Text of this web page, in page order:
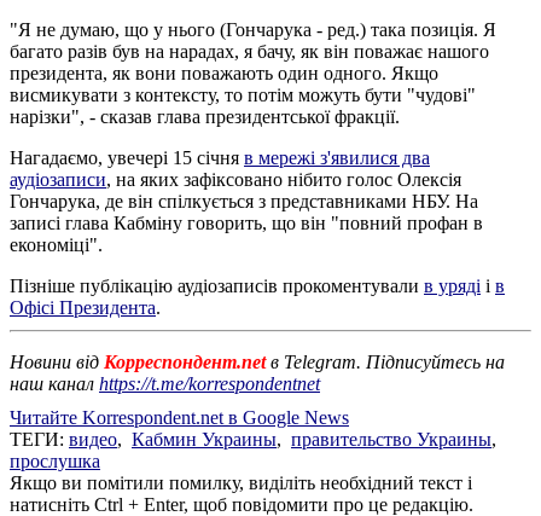
"Я не думаю, що у нього (Гончарука - ред.) така позиція. Я
багато разів був на нарадах, я бачу, як він поважає нашого
президента, як вони поважають один одного. Якщо
висмикувати з контексту, то потім можуть бути "чудові"
нарізки", - сказав глава президентської фракції.
Нагадаємо, увечері 15 січня в мережі з'явилися два
аудіозаписи, на яких зафіксовано нібито голос Олексія
Гончарука, де він спілкується з представниками НБУ. На
записі глава Кабміну говорить, що він "повний профан в
економіці".
Пізніше публікацію аудіозаписів прокоментували в уряді і в
Офісі Президента.
Новини від Корреспондент.netв Telegram. Підписуйтесь на
наш канал https://t.me/korrespondentnet
Читайте Korrespondent.net в Google News
ТЕГИ: видео, Кабмин Украины, правительство Украины,
прослушка
Якщо ви помітили помилку, виділіть необхідний текст і
натисніть Ctrl + Enter, щоб повідомити про це редакцію.